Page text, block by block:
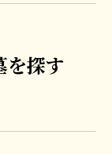
を探す